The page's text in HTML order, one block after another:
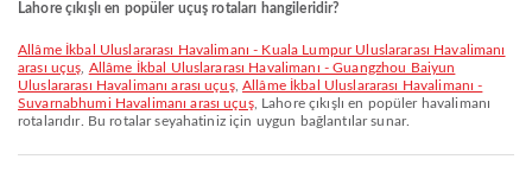
Lahore çıkışlı en popüler uçuş rotaları hangileridir?
Allâme İkbal Uluslararası Havalimanı - Kuala Lumpur Uluslararası Havalimanı
arası uçuş Allâme İkbal Uluslararası Havalimanı - Guangzhou Baiyun
Uluslararası Havalimanı arası uçuş,Allâme İkbal Uluslararası Havalimanı -
Suvarnabhumi Havalimanı arası uçuş, Lahore çıkışlı en popüler havalimanı
rotalarıdır. Bu rotalar seyahatiniz için uygun bağlantılar sunar.